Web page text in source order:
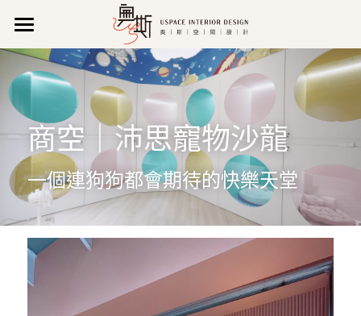
關 於 我 們
公司理念
公司特色
新聞報導
影音專區
獲獎紀錄
作品集
所有作品
新成屋
商業空間
老屋翻新
聯 絡 我 們
營業資訊
維修/售後服務
預約諮詢
搜索
07 971 0520
uspace666@gmail.com
商空｜沛思寵物沙龍
一個連狗狗都會期待的快樂天堂